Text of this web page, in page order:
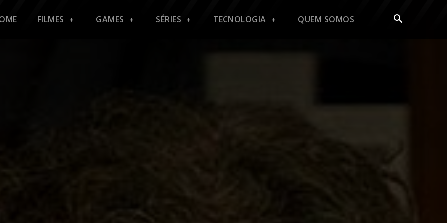
FILMES GAMES SÉRIES TECNOLOGIA QUEM SOMOS